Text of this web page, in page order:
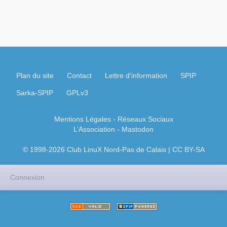
Mentions Légales- Réseaux Sociaux
Connexion